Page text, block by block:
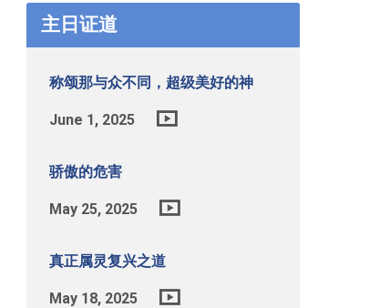
主日证道
称颂那与众不同，超级美好的神
June 1, 2025
骄傲的危害
May 25, 2025
真正属灵复兴之道
May 18, 2025